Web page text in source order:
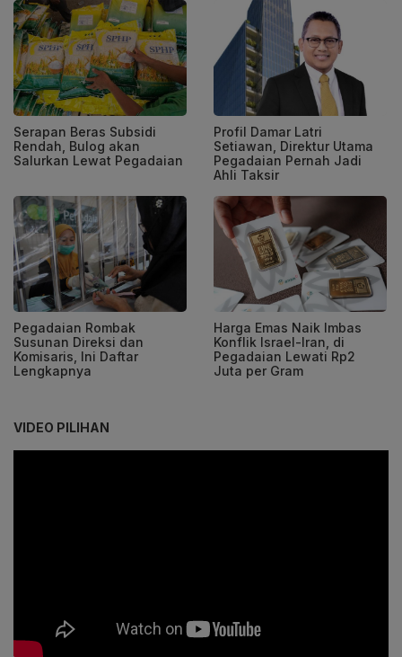
Serapan Beras Subsidi
Rendah, Bulog akan
Salurkan Lewat Pegadaian
Profil Damar Latri
Setiawan, Direktur Utama
Pegadaian Pernah Jadi
Ahli Taksir
Pegadaian Rombak
Susunan Direksi dan
Komisaris, Ini Daftar
Lengkapnya
Harga Emas Naik Imbas
Konflik Israel-Iran, di
Pegadaian Lewati Rp2
Juta per Gram
VIDEO PILIHAN